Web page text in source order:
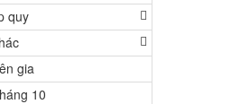
quy
gia
10